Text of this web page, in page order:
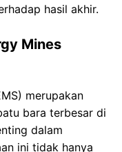
hasil akhir.
Mines
merupakan
bara terbesar di
dalam
ini tidak hanya